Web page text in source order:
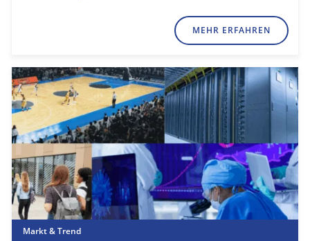
MEHR ERFAHREN
Markt & Trend